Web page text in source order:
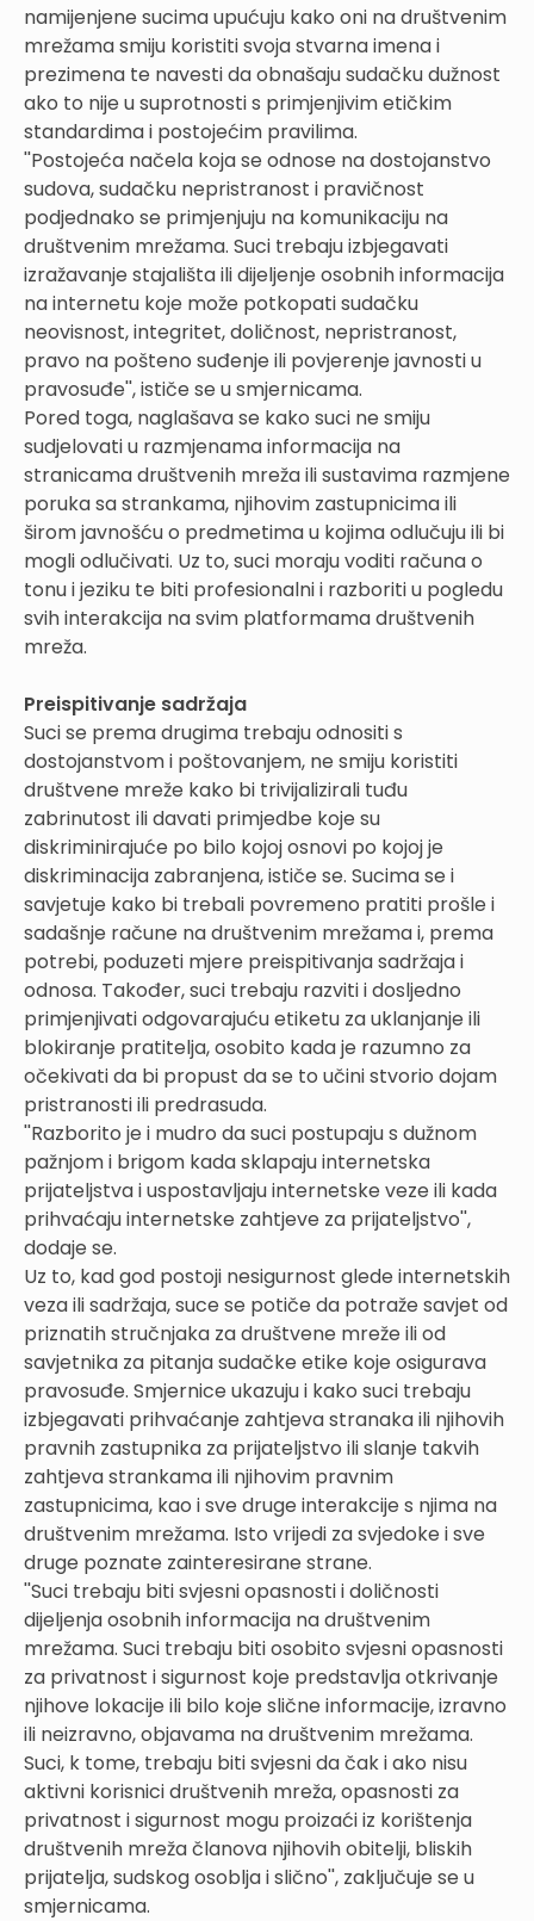
namijenjene sucima upućuju kako oni na društvenim
mrežama smiju koristiti svoja stvarna imena i
prezimena te navesti da obnašaju sudačku dužnost
ako to nije u suprotnosti s primjenjivim etičkim
standardima i postojećim pravilima.
''Postojeća načela koja se odnose na dostojanstvo
sudova, sudačku nepristranost i pravičnost
podjednako se primjenjuju na komunikaciju na
društvenim mrežama. Suci trebaju izbjegavati
izražavanje stajališta ili dijeljenje osobnih informacija
na internetu koje može potkopati sudačku
neovisnost, integritet, doličnost, nepristranost,
pravo na pošteno suđenje ili povjerenje javnosti u
pravosuđe'', ističe se u smjernicama.
Pored toga, naglašava se kako suci ne smiju
sudjelovati u razmjenama informacija na
stranicama društvenih mreža ili sustavima razmjene
poruka sa strankama, njihovim zastupnicima ili
širom javnošću o predmetima u kojima odlučuju ili bi
mogli odlučivati. Uz to, suci moraju voditi računa o
tonu i jeziku te biti profesionalni i razboriti u pogledu
svih interakcija na svim platformama društvenih
mreža.
Preispitivanje sadržaja
Suci se prema drugima trebaju odnositi s
dostojanstvom i poštovanjem, ne smiju koristiti
društvene mreže kako bi trivijalizirali tuđu
zabrinutost ili davati primjedbe koje su
diskriminirajuće po bilo kojoj osnovi po kojoj je
diskriminacija zabranjena, ističe se. Sucima se i
savjetuje kako bi trebali povremeno pratiti prošle i
sadašnje račune na društvenim mrežama i, prema
potrebi, poduzeti mjere preispitivanja sadržaja i
odnosa. Također, suci trebaju razviti i dosljedno
primjenjivati odgovarajuću etiketu za uklanjanje ili
blokiranje pratitelja, osobito kada je razumno za
očekivati da bi propust da se to učini stvorio dojam
pristranosti ili predrasuda.
''Razborito je i mudro da suci postupaju s dužnom
pažnjom i brigom kada sklapaju internetska
prijateljstva i uspostavljaju internetske veze ili kada
prihvaćaju internetske zahtjeve za prijateljstvo'',
dodaje se.
Uz to, kad god postoji nesigurnost glede internetskih
veza ili sadržaja, suce se potiče da potraže savjet od
priznatih stručnjaka za društvene mreže ili od
savjetnika za pitanja sudačke etike koje osigurava
pravosuđe. Smjernice ukazuju i kako suci trebaju
izbjegavati prihvaćanje zahtjeva stranaka ili njihovih
pravnih zastupnika za prijateljstvo ili slanje takvih
zahtjeva strankama ili njihovim pravnim
zastupnicima, kao i sve druge interakcije s njima na
društvenim mrežama. Isto vrijedi za svjedoke i sve
druge poznate zainteresirane strane.
''Suci trebaju biti svjesni opasnosti i doličnosti
dijeljenja osobnih informacija na društvenim
mrežama. Suci trebaju biti osobito svjesni opasnosti
za privatnost i sigurnost koje predstavlja otkrivanje
njihove lokacije ili bilo koje slične informacije, izravno
ili neizravno, objavama na društvenim mrežama.
Suci, k tome, trebaju biti svjesni da čak i ako nisu
aktivni korisnici društvenih mreža, opasnosti za
privatnost i sigurnost mogu proizaći iz korištenja
društvenih mreža članova njihovih obitelji, bliskih
prijatelja, sudskog osoblja i slično'', zaključuje se u
smjernicama.